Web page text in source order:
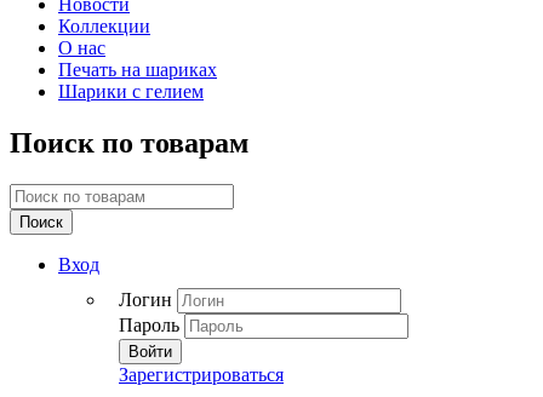
Коллекции
О нас
Печать на шариках
Шарики с гелием
Поиск по товарам
Поиск
Вход
Логин
Пароль
Войти
Зарегистрироваться